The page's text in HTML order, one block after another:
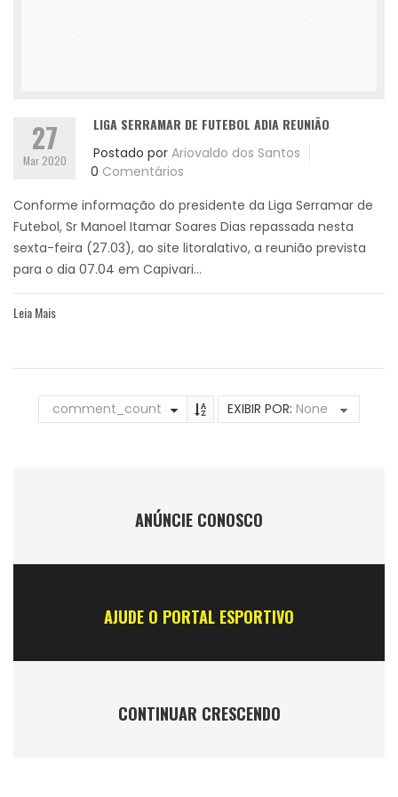
27
Mar 2020
LIGA SERRAMAR DE FUTEBOL ADIA REUNIÃO
Postado por Ariovaldo dos Santos
0 Comentários
Conforme informação do presidente da Liga Serramar de
Futebol, Sr Manoel Itamar Soares Dias repassada nesta
sexta-feira (27.03), ao site litoralativo, a reunião prevista
para o dia 07.04 em Capivari...
Leia Mais
comment_count EXIBIR POR: None
ANÚNCIE CONOSCO
AJUDE O PORTAL ESPORTIVO
CONTINUAR CRESCENDO